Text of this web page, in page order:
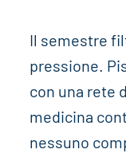
Il semestre
pressione.
con una rete
medicina
nessuno